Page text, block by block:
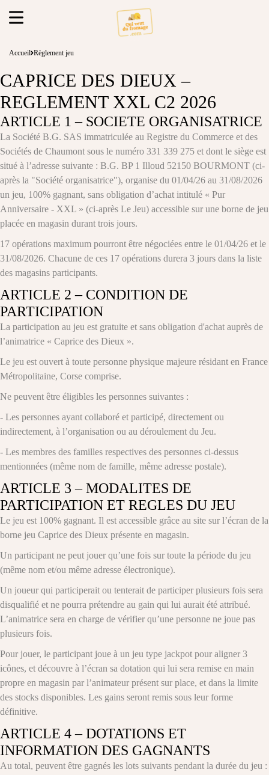
Accueil Règlement jeu
CAPRICE DES DIEUX –
REGLEMENT XXL C2 2026
ARTICLE 1 – SOCIETE ORGANISATRICE
La Société B.G. SAS immatriculée au Registre du Commerce et des
Sociétés de Chaumont sous le numéro 331 339 275 et dont le siège est
situé à l’adresse suivante : B.G. BP 1 Illoud 52150 BOURMONT (ci-
après la "Société organisatrice"), organise du 01/04/26 au 31/08/2026
un jeu, 100% gagnant, sans obligation d’achat intitulé « Pur
Anniversaire - XXL » (ci-après Le Jeu) accessible sur une borne de jeu
placée en magasin durant trois jours.
17 opérations maximum pourront être négociées entre le 01/04/26 et le
31/08/2026. Chacune de ces 17 opérations durera 3 jours dans la liste
des magasins participants.
ARTICLE 2 – CONDITION DE
PARTICIPATION
La participation au jeu est gratuite et sans obligation d'achat auprès de
l’animatrice « Caprice des Dieux ».
Le jeu est ouvert à toute personne physique majeure résidant en France
Métropolitaine, Corse comprise.
Ne peuvent être éligibles les personnes suivantes :
- Les personnes ayant collaboré et participé, directement ou
indirectement, à l’organisation ou au déroulement du Jeu.
- Les membres des familles respectives des personnes ci-dessus
mentionnées (même nom de famille, même adresse postale).
ARTICLE 3 – MODALITES DE
PARTICIPATION ET REGLES DU JEU
Le jeu est 100% gagnant. Il est accessible grâce au site sur l’écran de la
borne jeu Caprice des Dieux présente en magasin.
Un participant ne peut jouer qu’une fois sur toute la période du jeu
(même nom et/ou même adresse électronique).
Un joueur qui participerait ou tenterait de participer plusieurs fois sera
disqualifié et ne pourra prétendre au gain qui lui aurait été attribué.
L’animatrice sera en charge de vérifier qu’une personne ne joue pas
plusieurs fois.
Pour jouer, le participant joue à un jeu type jackpot pour aligner 3
icônes, et découvre à l’écran sa dotation qui lui sera remise en main
propre en magasin par l’animateur présent sur place, et dans la limite
des stocks disponibles. Les gains seront remis sous leur forme
définitive.
ARTICLE 4 – DOTATIONS ET
INFORMATION DES GAGNANTS
Au total, peuvent être gagnés les lots suivants pendant la durée du jeu :